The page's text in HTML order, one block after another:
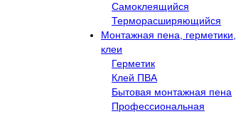
Самоклеящийся
Терморасширяющийся
Монтажная пена, герметики,
клеи
Герметик
Клей ПВА
Бытовая монтажная пена
Профессиональная